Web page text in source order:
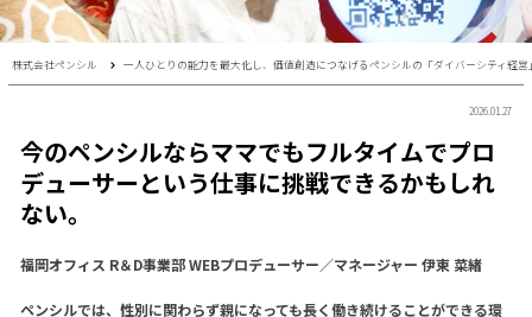
株式会社ペンシル 一人ひとりの能力を最大化し、価値創造につなげるペンシルの「ダイバーシティ経営
2026.01.27
今のペンシルならママでもフルタイムでプロ
デューサーという仕事に挑戦できるかもしれ
ない。
福岡オフィス R＆D事業部 WEBプロデューサー／マネージャー 伊東 菜緒
ペンシルでは、性別に関わらず親になっても長く働き続けることができる環